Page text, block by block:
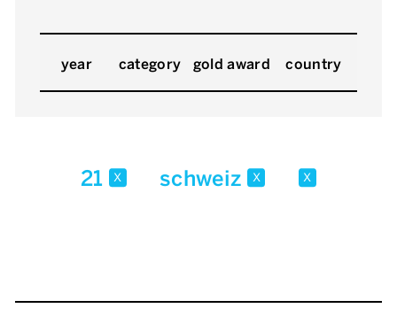
year category gold award country
21 x schweiz x x